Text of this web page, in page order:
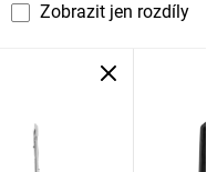
Zobrazit jen rozdíly